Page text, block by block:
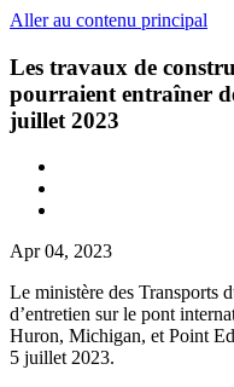
Aller au contenu principal
Les travaux de
pourraient entraîner
juillet 2023
Apr 04, 2023
Le ministère des Transports
d’entretien sur le pont
Huron, Michigan, et Point
5 juillet 2023.